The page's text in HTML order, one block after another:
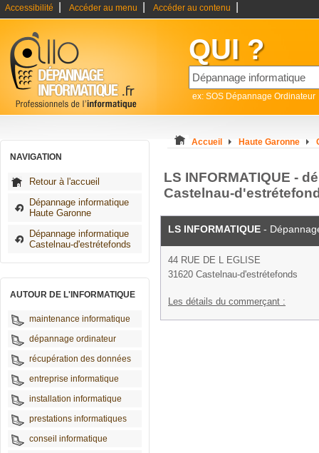
Accessibilité Accéder au menu Accéder au contenu
QUI ?
ex: SOS Dépannage Ordinateur
NAVIGATION
Retour à l'accueil
Dépannage informatique
Haute Garonne
Dépannage informatique
Castelnau-d'estrétefonds
AUTOUR DE L'INFORMATIQUE
maintenance informatique
dépannage ordinateur
récupération des données
entreprise informatique
installation informatique
prestations informatiques
conseil informatique
Accueil Haute Garonne
LS INFORMATIQUE -
Castelnau-
LS INFORMATIQUE -
44 RUE DE L EGLISE
31620 Castelnau-d'estrétefonds
Les détails du commerçant :